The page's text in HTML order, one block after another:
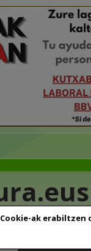
Cookie-ak